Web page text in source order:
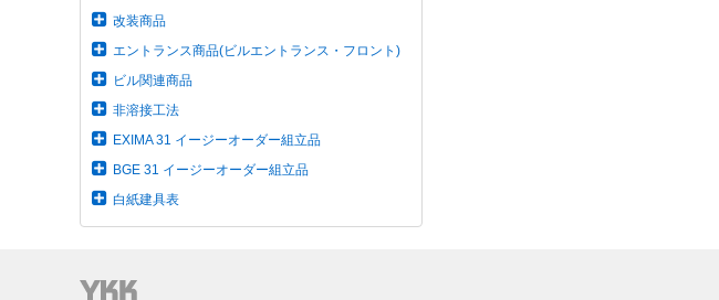
改装商品
エントランス商品(ビルエントランス・フロント)
ビル関連商品
非溶接工法
EXIMA 31 イージーオーダー組立品
BGE 31 イージーオーダー組立品
白紙建具表